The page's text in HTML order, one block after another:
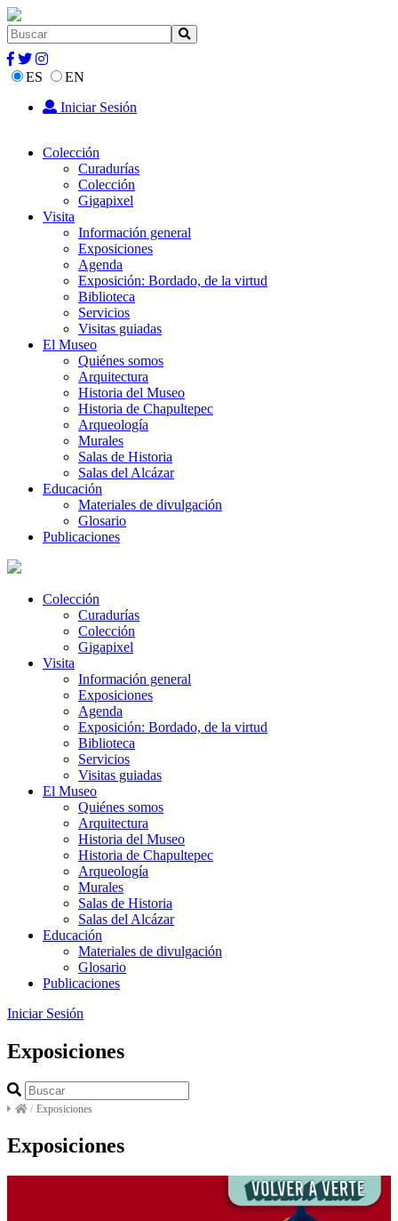
ES
EN
Iniciar Sesión
Colección
Curadurías
Colección
Gigapixel
Visita
Información general
Exposiciones
Agenda
Exposición: Bordado, de la virtud
Biblioteca
Servicios
Visitas guiadas
El Museo
Quiénes somos
Arquitectura
Historia del Museo
Historia de Chapultepec
Arqueología
Murales
Salas de Historia
Salas del Alcázar
Educación
Materiales de divulgación
Glosario
Publicaciones
Colección
Curadurías
Colección
Gigapixel
Visita
Información general
Exposiciones
Agenda
Exposición: Bordado, de la virtud
Biblioteca
Servicios
Visitas guiadas
El Museo
Quiénes somos
Arquitectura
Historia del Museo
Historia de Chapultepec
Arqueología
Murales
Salas de Historia
Salas del Alcázar
Educación
Materiales de divulgación
Glosario
Publicaciones
Iniciar Sesión
Exposiciones
/ Exposiciones
Exposiciones